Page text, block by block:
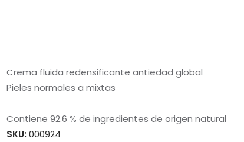
Crema fluida redensificante antiedad global
Pieles normales a mixtas
Contiene 92.6 % de ingredientes de origen natural
SKU:000924